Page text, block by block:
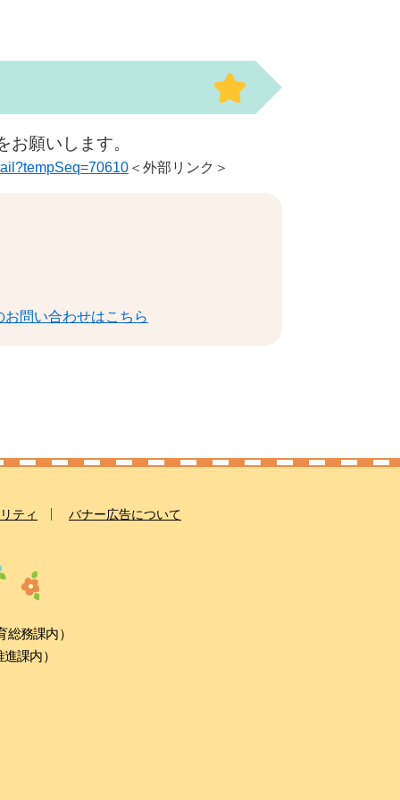
願いします。
＜外部リンク＞
お問い合わせはこちら
ティ バナー広告について
務課内）
課内）